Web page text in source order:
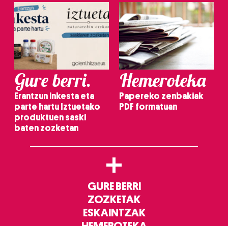
Gure berri.
Erantzun inkesta eta
parte hartu Iztuetako
produktuen saski
baten zozketan
Hemeroteka
Papereko zenbakiak
PDF formatuan
+
GURE BERRI
ZOZKETAK
ESKAINTZAK